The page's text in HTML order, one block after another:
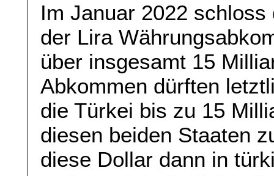
Im Januar 2022
der Lira
über insgesamt 15
Abkommen dürften
die Türkei bis zu 15
diesen beiden Staaten
diese Dollar dann in